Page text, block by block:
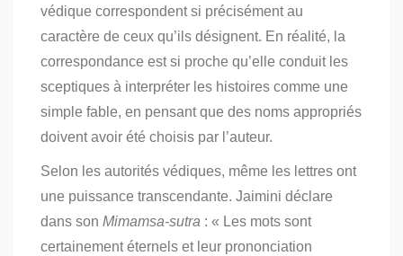
védique correspondent si précisément au
caractère de ceux qu’ils désignent. En réalité, la
correspondance est si proche qu’elle conduit les
sceptiques à interpréter les histoires comme une
simple fable, en pensant que des noms appropriés
doivent avoir été choisis par l’auteur.
Selon les autorités védiques, même les lettres ont
une puissance transcendante. Jaimini déclare
dans son Mimamsa-sutra : « Les mots sont
certainement éternels et leur prononciation